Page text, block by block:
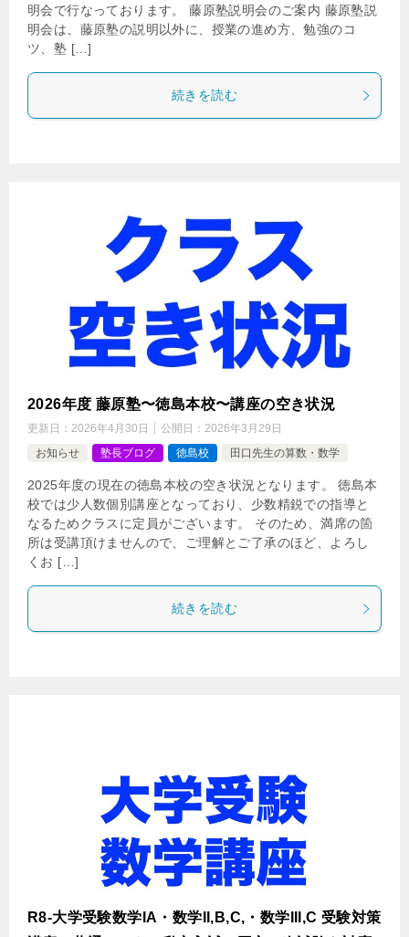
明会で行なっております。 藤原塾説明会のご案内 藤原塾説
明会は、藤原塾の説明以外に、授業の進め方、勉強のコ
ツ、塾 […]
続きを読む
2026年度 藤原塾〜徳島本校〜講座の空き状況
更新日： 2026年4月30日 公開日： 2026年3月29日
お知らせ
塾長ブログ 徳島校 田口先生の算数・数学
2025年度の現在の徳島本校の空き状況となります。 徳島本
校では少人数個別講座となっており、少数精鋭での指導と
なるためクラスに定員がございます。 そのため、満席の箇
所は受講頂けませんので、ご理解とご了承のほど、よろし
くお […]
続きを読む
R8-大学受験数学IA・数学II,B,C,・数学III,C 受験対策